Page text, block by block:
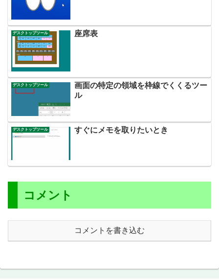
デスクトップツール 座席表
デスクトップツール
画面の特定の領域を枠線でくくるツー
ル
デスクトップツール すぐにメモを取りたいとき
コメント
コメントを書き込む